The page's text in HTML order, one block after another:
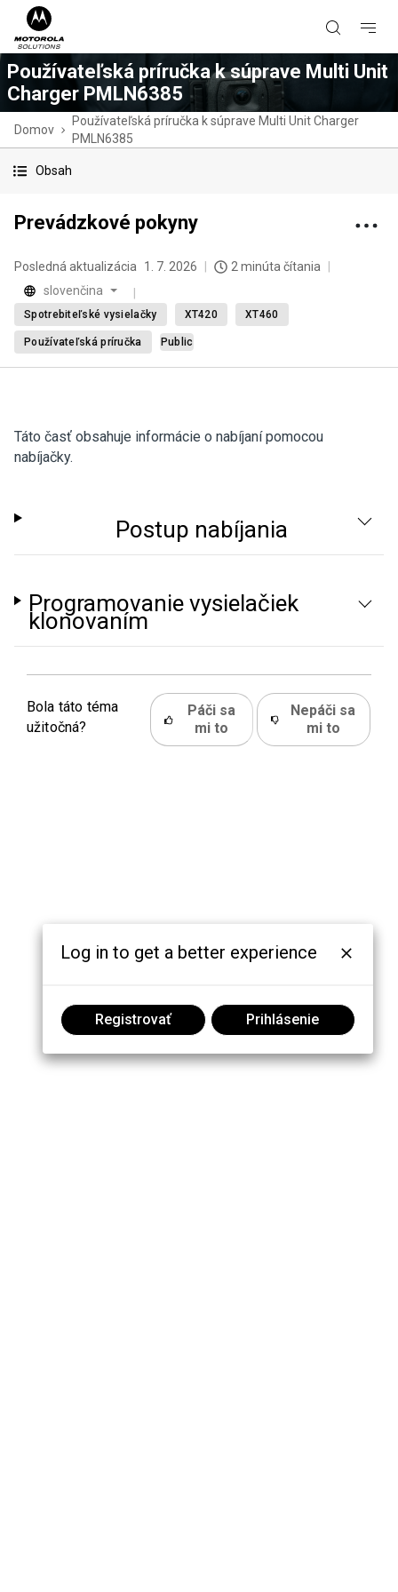
Používateľská príručka k súprave Multi Unit
Charger PMLN6385
Domov
Používateľská príručka k súprave Multi Unit Charger
PMLN6385
Obsah
Prevádzkové pokyny
Posledná aktualizácia 1. 7. 2026
2 minúta čítania
slovenčina
Spotrebiteľské vysielačky XT420 XT460
Používateľská príručka Public
Táto časť obsahuje informácie o nabíjaní pomocou
nabíjačky.
Postup nabíjania
Programovanie vysielačiek
klonovaním
Bola táto téma
užitočná?
Páči sa
mi to
Nepáči sa
mi to
Log in to get a better experience
Registrovať Prihlásenie